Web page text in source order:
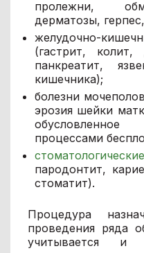
пролежни,
дерматозы,
желудочно-
(гастрит, колит,
панкреатит,
кишечника);
болезни
эрозия шейки
процессами
пародонтит,
стоматит).
Процедура
проведения ряда
учитывается и